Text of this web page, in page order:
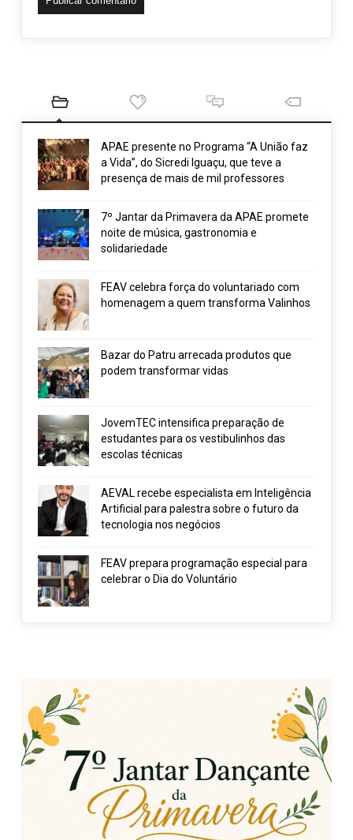
APAE presente no Programa “A União faz
a Vida”, do Sicredi Iguaçu, que teve a
presença de mais de mil professores
7º Jantar da Primavera da APAE promete
noite de música, gastronomia e
solidariedade
FEAV celebra força do voluntariado com
homenagem a quem transforma Valinhos
Bazar do Patru arrecada produtos que
podem transformar vidas
JovemTEC intensifica preparação de
estudantes para os vestibulinhos das
escolas técnicas
AEVAL recebe especialista em Inteligência
Artificial para palestra sobre o futuro da
tecnologia nos negócios
FEAV prepara programação especial para
celebrar o Dia do Voluntário